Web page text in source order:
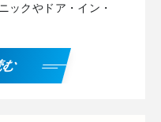
ックやドア・イン・
む